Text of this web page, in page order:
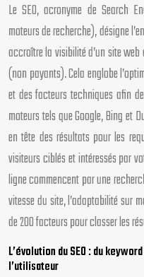
Le SEO, acronyme de Search
moteurs de recherche), désigne
accroître la visibilité d’un site
(non payants). Cela englobe
et des facteurs techniques afin
moteurs tels que Google, Bing et
en tête des résultats pour les
visiteurs ciblés et intéressés par
ligne commencent par une
vitesse du site, l’adaptabilité sur
de 200 facteurs pour classer les
L’évolution du SEO : du
l’utilisateur